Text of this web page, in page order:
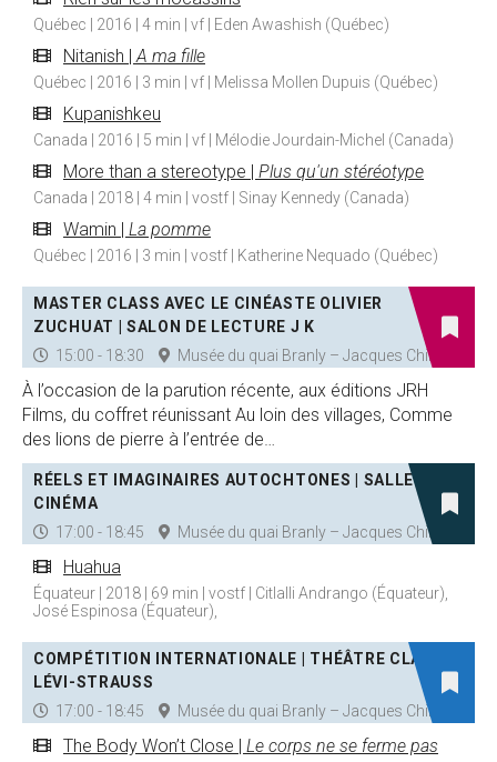
Québec | 2016 | 4 min | vf | Eden Awashish (Québec)
Nitanish |A ma fille
Québec | 2016 | 3 min | vf | Melissa Mollen Dupuis (Québec)
Kupanishkeu
Canada | 2016 | 5 min | vf | Mélodie Jourdain-Michel (Canada)
More than a stereotype | Plus qu'un stéréotype
Canada | 2018 | 4 min | vostf | Sinay Kennedy (Canada)
Wamin | La pomme
Québec | 2016 | 3 min | vostf | Katherine Nequado (Québec)
MASTER CLASS AVEC LE CINÉASTE OLIVIER
ZUCHUAT | SALON DE LECTURE J K
15:00 - 18:30
Musée du quai Branly – Jacques Chirac
À l’occasion de la parution récente, aux éditions JRH
Films, du coffret réunissant Au loin des villages, Comme
des lions de pierre à l’entrée de…
RÉELS ET IMAGINAIRES AUTOCHTONES | SALLE DE
CINÉMA
17:00 - 18:45
Musée du quai Branly – Jacques Chirac
Huahua
Équateur | 2018 | 69 min | vostf | Citlalli Andrango (Équateur),
José Espinosa (Équateur),
COMPÉTITION INTERNATIONALE | THÉÂTRE CLAUDE
LÉVI-STRAUSS
17:00 - 18:45
Musée du quai Branly – Jacques Chirac
The Body Won’t Close | Le corps ne se ferme pas